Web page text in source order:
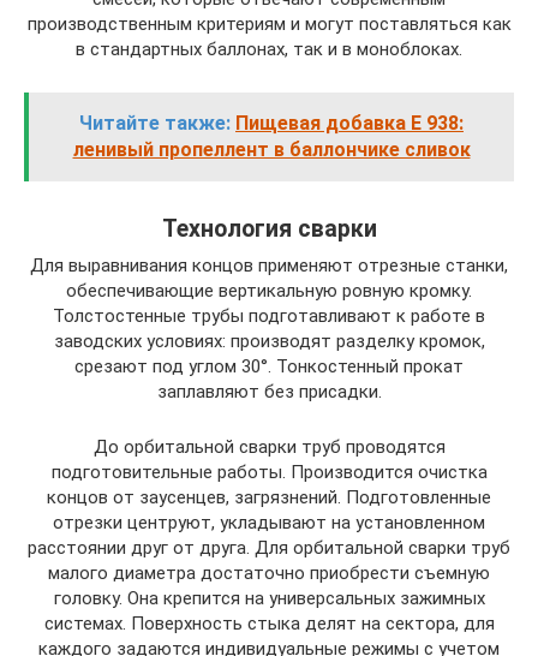
производственным критериям и могут поставляться как
в стандартных баллонах, так и в моноблоках.
Читайте также: Пищевая добавка Е 938:
ленивый пропеллент в баллончике сливок
Технология сварки
Для выравнивания концов применяют отрезные станки,
обеспечивающие вертикальную ровную кромку.
Толстостенные трубы подготавливают к работе в
заводских условиях: производят разделку кромок,
срезают под углом 30°. Тонкостенный прокат
заплавляют без присадки.
До орбитальной сварки труб проводятся
подготовительные работы. Производится очистка
концов от заусенцев, загрязнений. Подготовленные
отрезки центруют, укладывают на установленном
расстоянии друг от друга. Для орбитальной сварки труб
малого диаметра достаточно приобрести съемную
головку. Она крепится на универсальных зажимных
системах. Поверхность стыка делят на сектора, для
каждого задаются индивидуальные режимы с учетом